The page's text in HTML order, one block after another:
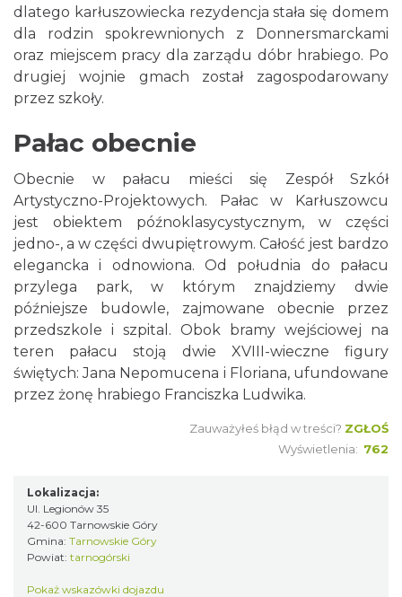
dlatego karłuszowiecka rezydencja stała się domem
dla rodzin spokrewnionych z Donnersmarckami
oraz miejscem pracy dla zarządu dóbr hrabiego. Po
drugiej wojnie gmach został zagospodarowany
przez szkoły.
Pałac obecnie
Obecnie w pałacu mieści się Zespół Szkół
Artystyczno-Projektowych. Pałac w Karłuszowcu
jest obiektem późnoklasycystycznym, w części
jedno-, a w części dwupiętrowym. Całość jest bardzo
elegancka i odnowiona. Od południa do pałacu
przylega park, w którym znajdziemy dwie
późniejsze budowle, zajmowane obecnie przez
przedszkole i szpital. Obok bramy wejściowej na
teren pałacu stoją dwie XVIII-wieczne figury
świętych: Jana Nepomucena i Floriana, ufundowane
przez żonę hrabiego Franciszka Ludwika.
Zauważyłeś błąd w treści? ZGŁOŚ
Wyświetlenia: 762
Lokalizacja:
Ul. Legionów 35
42-600 Tarnowskie Góry
Gmina: Tarnowskie Góry
Powiat: tarnogórski
Pokaż wskazówki dojazdu